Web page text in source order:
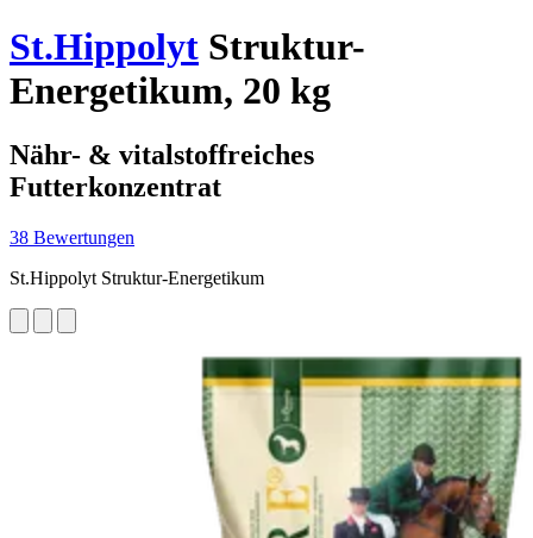
St.Hippolyt Struktur-
Energetikum, 20 kg
Nähr- & vitalstoffreiches
Futterkonzentrat
38 Bewertungen
St.Hippolyt Struktur-Energetikum